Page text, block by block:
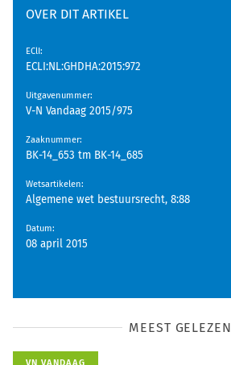
OVER DIT ARTIKEL
EClI:
ECLI:NL:GHDHA:2015:972
Uitgavenummer:
V-N Vandaag 2015/975
Zaaknummer:
BK-14_653 tm BK-14_685
Wetsartikelen:
Algemene wet bestuursrecht, 8:88
Datum:
08 april 2015
MEEST GELEZEN